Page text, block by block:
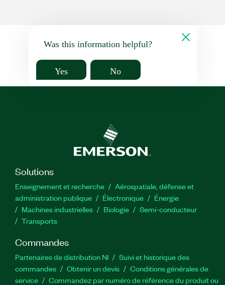
Was this information helpful?
Yes No
Solutions
Enseignement et recherche
Aérospatiale, défense et
administration publique
Électronique
Énergie​
Machines industrielles
Biologie
Semi-conducteur
Transports
Commandes
Partenaires de distribution NI
Suivi et historique des
commandes
Obtenir un devis
Conditions générales de
service
Commandez par numéro de référence du produit ou